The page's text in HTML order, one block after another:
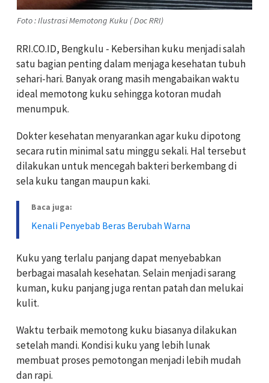
Foto : Ilustrasi Memotong Kuku ( Doc RRI)
RRI.CO.ID, Bengkulu - Kebersihan kuku menjadi salah
satu bagian penting dalam menjaga kesehatan tubuh
sehari-hari. Banyak orang masih mengabaikan waktu
ideal memotong kuku sehingga kotoran mudah
menumpuk.
Dokter kesehatan menyarankan agar kuku dipotong
secara rutin minimal satu minggu sekali. Hal tersebut
dilakukan untuk mencegah bakteri berkembang di
sela kuku tangan maupun kaki.
Baca juga:
Kenali Penyebab Beras Berubah Warna
Kuku yang terlalu panjang dapat menyebabkan
berbagai masalah kesehatan. Selain menjadi sarang
kuman, kuku panjang juga rentan patah dan melukai
kulit.
Waktu terbaik memotong kuku biasanya dilakukan
setelah mandi. Kondisi kuku yang lebih lunak
membuat proses pemotongan menjadi lebih mudah
dan rapi.